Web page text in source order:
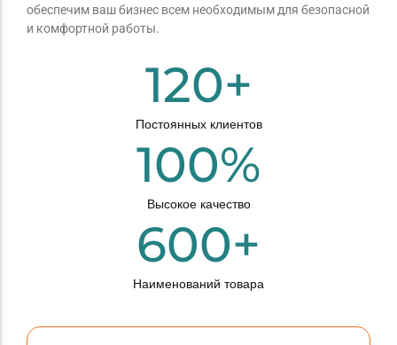
обеспечим ваш бизнес всем необходимым для безопасной
и комфортной работы.
Постоянных клиентов
120+
Высокое качество
100%
Наименований товара
600+